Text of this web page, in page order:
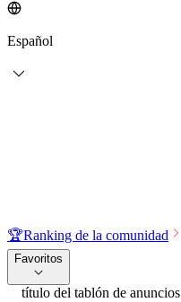
Español
🏆Ranking de la comunidad
Favoritos
título del tablón de anuncios